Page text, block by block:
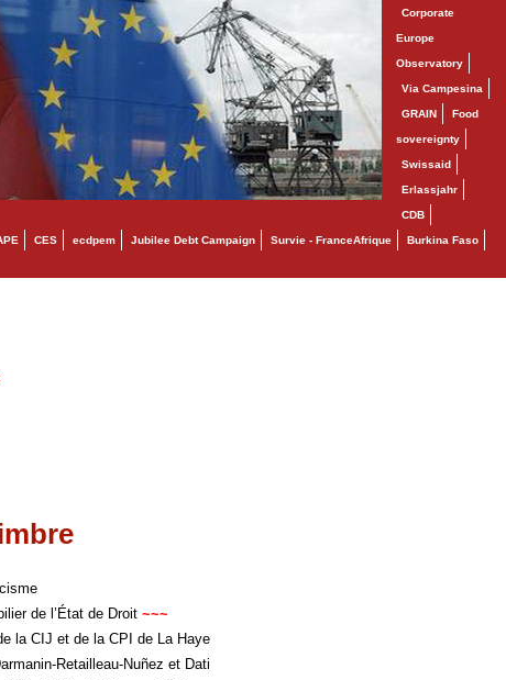
Corporate
Europe
Observatory
Via Campesina
GRAIN Food
sovereignty
Swissaid
Erlassjahr
CDB
CES ecdpem Jubilee Debt Campaign Survie - FranceAfrique Burkina Faso
de l’État de Droit~~~
la CIJ et de la CPI de La Haye
Retailleau-Nuñez et Dati